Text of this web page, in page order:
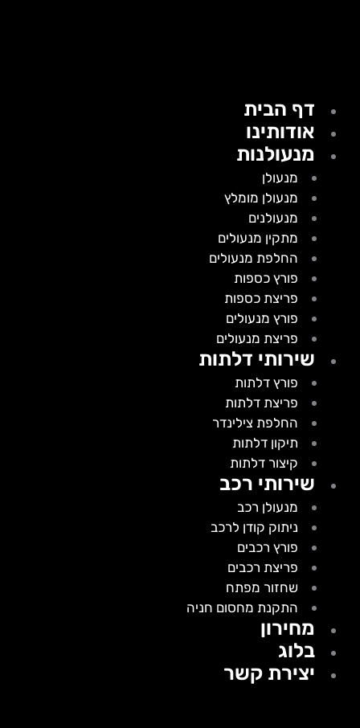
דף הבית
אודותינו
מנעולנות
מנעולן
מנעולן מומלץ
מנעולנים
מתקין מנעולים
החלפת מנעולים
פורץ כספות
פריצת כספות
פורץ מנעולים
פריצת מנעולים
שירותי דלתות
פורץ דלתות
פריצת דלתות
החלפת צילינדר
תיקון דלתות
קיצור דלתות
שירותי רכב
מנעולן רכב
ניתוק קודן לרכב
פורץ רכבים
פריצת רכבים
שחזור מפתח
התקנת מחסום חניה
מחירון
בלוג
יצירת קשר